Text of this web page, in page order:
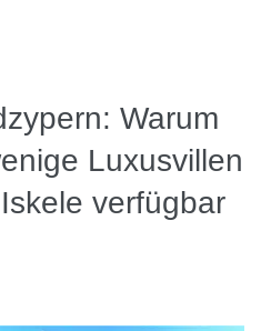
Beratung
Immobilien
Warum
Luxusvillen
verfügbar